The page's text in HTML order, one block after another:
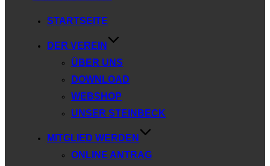
STARTSEITE
DER VEREIN
ÜBER UNS
DOWNLOAD
WEBSHOP
UNSER STEINBECK
MITGLIED WERDEN
ONLINE ANTRAG